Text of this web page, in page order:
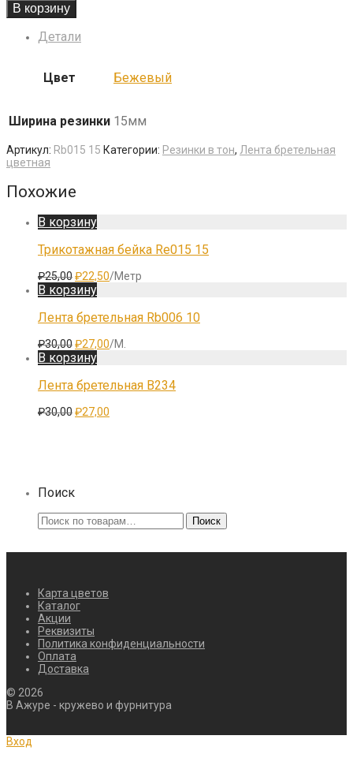
В корзину
Детали
Цвет Бежевый
Ширина резинки 15мм
Артикул: Rb015 15 Категории: Резинки в тон, Лента бретельная
цветная
Похожие
В корзину
Трикотажная бейка Re015 15
₽25,00Первоначальная
цена
составляла
₽25,00.
₽22,50Текущая
/Метр
В корзину
Лента бретельная Rb006 10
₽30,00Первоначальная
цена
составляла
₽30,00.
₽27,00Текущая
/М.
В корзину
Лента бретельная B234
₽30,00Первоначальная
₽27,00
Поиск
Искать: Поиск
Карта цветов
Каталог
Акции
Реквизиты
Политика конфиденциальности
Оплата
Доставка
© 2026
В Ажуре - кружево и фурнитура
Вход